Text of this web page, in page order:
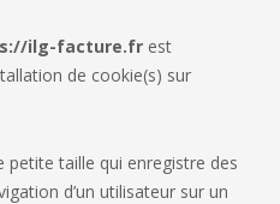
ilg-facture.fr est
de cookie(s) sur
petite taille qui enregistre des
d’un utilisateur sur un